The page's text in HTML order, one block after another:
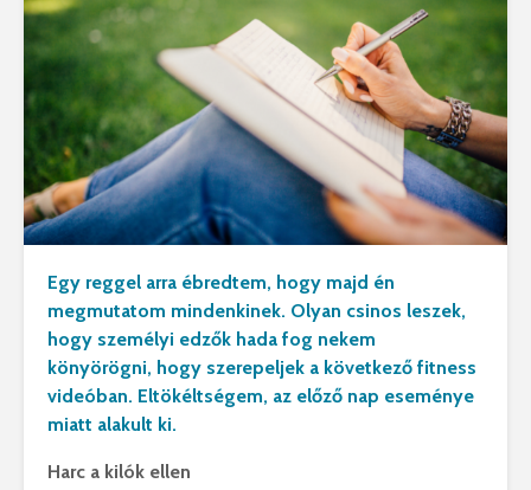
Egy reggel arra ébredtem, hogy majd én
megmutatom mindenkinek. Olyan csinos leszek,
hogy személyi edzők hada fog nekem
könyörögni, hogy szerepeljek a következő fitness
videóban. Eltökéltségem, az előző nap eseménye
miatt alakult ki.
Harc a kilók ellen